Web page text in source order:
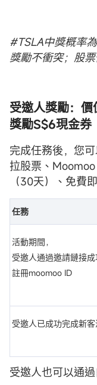
#TSLA中獎概率
獎勵不衝突；股
受邀人獎勵： 價
獎勵S$6現金券
完成任務後，您
拉股票、
（30天）、免費
任務
活動期間，
受邀人通過邀請鏈接
註冊moomoo ID
受邀人已成功完成新
受邀人也可以通